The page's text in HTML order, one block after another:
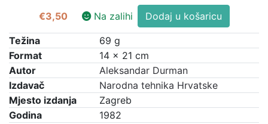
€3,50 Na zalihi
Arheologija
za
količina
Dodaj u košaricu
Težina
69 g
Format
14 × 21 cm
Autor
Aleksandar Durman
Izdavač
Narodna tehnika Hrvatske
Mjesto izdanja
Zagreb
Godina
1982